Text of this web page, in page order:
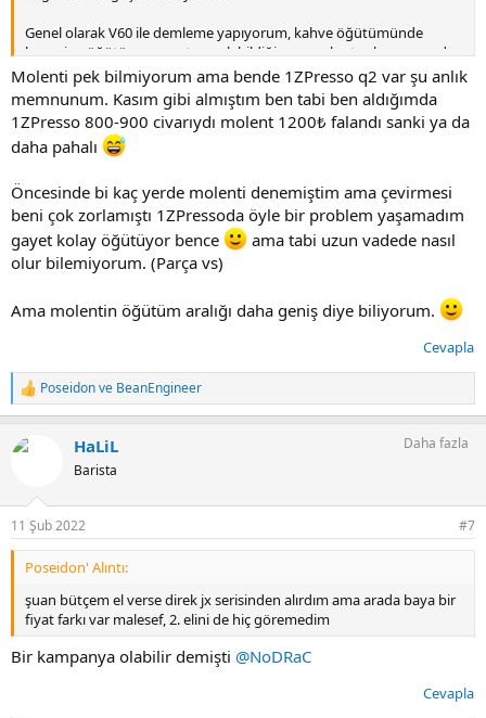
Genel olarak V60 ile demleme yapıyorum, kahve öğütümünde
homojen öğütüm yapıp, tozu olabildiğince az çıkartıcak, uzun vade
de sıkıntı yaratmayacak bir değirmen arayışındayım, bütçem max
1500 Tl'ye kadar diyebilirim.
Sitedeki yorumları, görüşleri elimden geldiğince tecrübeli
arkadaşların yazılarından okudum, Timemore ürünlerindeydi aklım
1zpresso q2 ile ilgili fazla görüş elde edemedim, parça temini gerekir
mi ilerde problem yaratır mı gibi sorular var aklımda
Handground ilk değirmenim olduğundan çok bir tecrübem yok
önerebileceğiniz belirttiğim standartlara uyan farklı değirmen
modelleri varsa duymak isterim.
teşekkürler.
Molenti pek bilmiyorum ama bende 1ZPresso q2 var şu anlık
memnunum. Kasım gibi almıştım ben tabi ben aldığımda
1ZPresso 800-900 civarıydı molent 1200₺ falandı sanki ya da
daha pahalı
Öncesinde bi kaç yerde molenti denemiştim ama çevirmesi
beni çok zorlamıştı 1ZPressoda öyle bir problem yaşamadım
gayet kolay öğütüyor bence
ama tabi uzun vadede nasıl
olur bilemiyorum. (Parça vs)
Ama molentin öğütüm aralığı daha geniş diye biliyorum.
Cevapla
T
e
k
Poseidonve BeanEngineer
HaLiL
Barista
Daha fazla
11 Şub 2022 #7
Poseidon' Alıntı:
şuan bütçem el verse direk jx serisinden alırdım ama arada baya bir
fiyat farkı var malesef, 2. elini de hiç göremedim
Bir kampanya olabilir demişti @NoDRaC
Cevapla